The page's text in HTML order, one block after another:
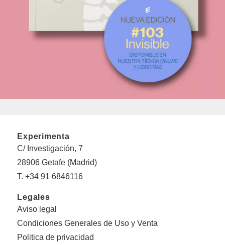
Experimenta
C/ Investigación, 7
28906 Getafe (Madrid)
T. +34 91 6846116
Legales
Aviso legal
Condiciones Generales de Uso y Venta
Politica de privacidad